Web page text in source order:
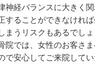
神経バランスに大きく関
することができなけれ
まうリスクもあるでし
院では、女性のお客さ
で安心してご来院して